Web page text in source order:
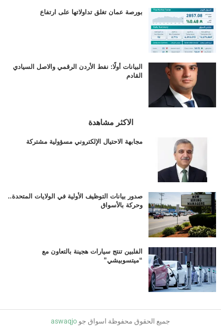
بورصة عمان تغلق تداولاتها على ارتفاع
البيانات أولًا: نفط الأردن الرقمي والاصل السيادي
القادم
الاكثر مشاهدة
مجابهة الاحتيال الإلكتروني مسؤولية مشتركة
صدور بيانات التوظيف الأولية في الولايات المتحدة..
وحركة بالأسواق
الفلبين تنتج سيارات هجينة بالتعاون مع
“ميتسوبيشي”
جميع الحقوق محفوظة اسواق جو aswaqjo